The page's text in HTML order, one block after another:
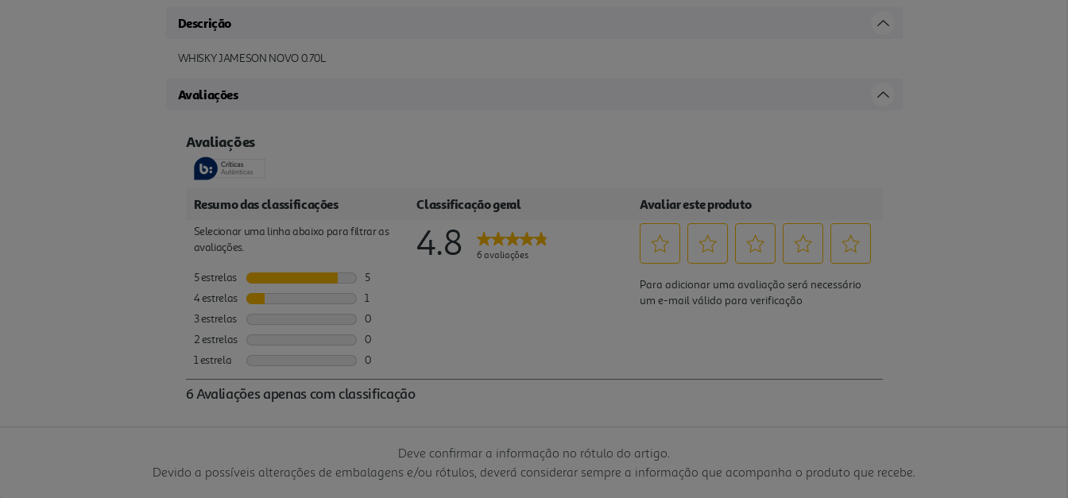
Descrição
WHISKY JAMESON NOVO 0.70L
Avaliações
Deve confirmar a informação no rótulo do artigo.
Devido a possíveis alterações de embalagens e/ou rótulos, deverá considerar sempre a informação que acompanha o produto que recebe.